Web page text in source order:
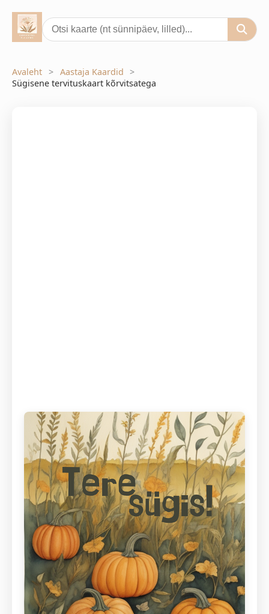
Avaleht
Aastaja Kaardid
Sügisene tervituskaart kõrvitsatega